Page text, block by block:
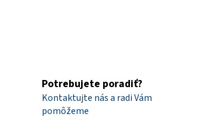
Potrebujete poradiť?
Kontaktujte nás a radi Vám
pomôžeme